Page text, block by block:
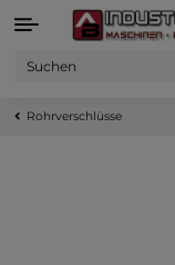
Rohrverschlüsse